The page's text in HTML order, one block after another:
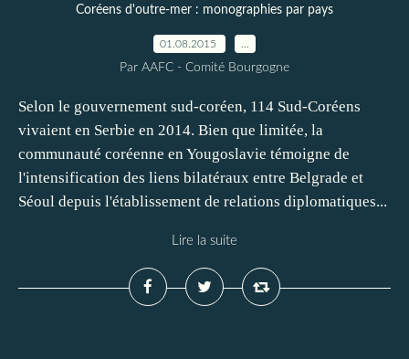
Coréens d'outre-mer : monographies par pays
01.08.2015
Par AAFC - Comité Bourgogne
Selon le gouvernement sud-coréen, 114 Sud-Coréens
vivaient en Serbie en 2014. Bien que limitée, la
communauté coréenne en Yougoslavie témoigne de
l'intensification des liens bilatéraux entre Belgrade et
Séoul depuis l'établissement de relations diplomatiques...
Lire la suite